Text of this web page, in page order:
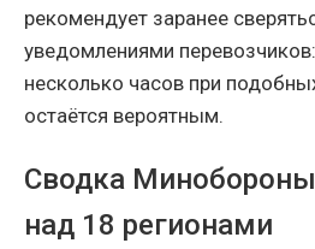
рекомендует заранее
уведомлениями
несколько часов при
остаётся вероятным.
Сводка
над 18 регионами